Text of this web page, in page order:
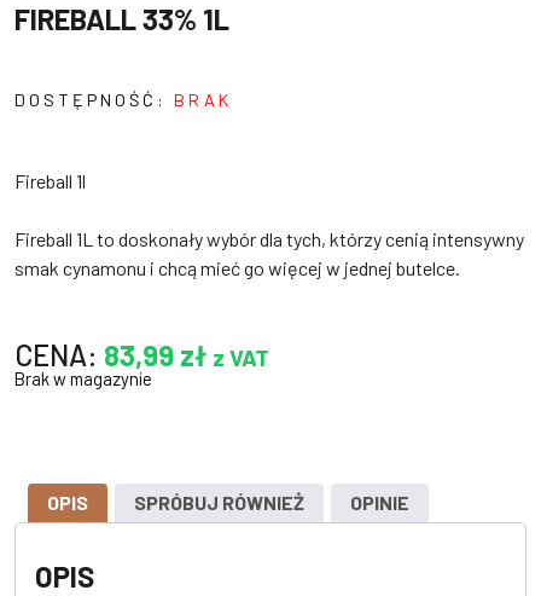
FIREBALL 33% 1L
DOSTĘPNOŚĆ: BRAK
Fireball 1l
Fireball 1L to doskonały wybór dla tych, którzy cenią intensywny
smak cynamonu i chcą mieć go więcej w jednej butelce.
CENA: 83,99 zł z VAT
Brak w magazynie
OPIS SPRÓBUJ RÓWNIEŻ OPINIE
OPIS